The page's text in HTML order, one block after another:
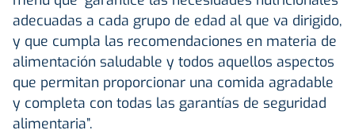
adecuadas a cada grupo de edad al que va dirigido,
y que cumpla las recomendaciones en materia de
alimentación saludable y todos aquellos aspectos
que permitan proporcionar una comida agradable
y completa con todas las garantías de seguridad
alimentaria”.